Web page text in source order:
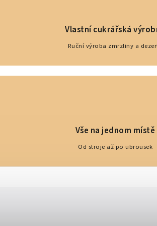
Vlastní cukrářská
Ruční výroba zmrzliny a
Vše na jednom místě
Od stroje až po ubrousek